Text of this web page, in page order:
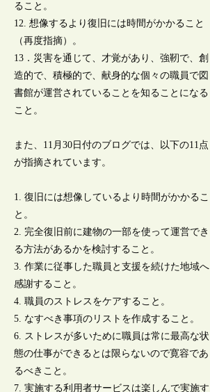
ること。
12. 想像するより復旧には時間がかかること
（再度指摘）。
13．災害を通じて、才覚があり、強靭で、創
造的で、積極的で、献身的な個々の職員で図
書館が運営されていることを知ることになる
こと。
また、11月30日付のブログでは、以下の11点
が指摘されています。
1. 復旧には想像しているより時間がかかるこ
と。
2. 完全復旧前に建物の一部を使って運営でき
る方法があるかを検討すること。
3. 作業に従事した職員と支援を続けた地域へ
感謝すること。
4. 職員のストレスをケアすること。
5. なすべき事項のリストを作成すること。
6. ストレスが多いために職員は常に最高な状
態の仕事ができるとは限らないので寛容であ
るべきこと。
7. 実施する利用者サービスは楽しんで実施す